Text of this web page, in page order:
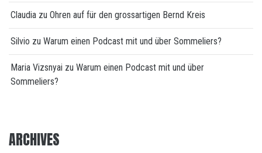
Claudia zu Ohren auf für den grossartigen Bernd Kreis
Silvio zu Warum einen Podcast mit und über Sommeliers?
Maria Vizsnyai zu Warum einen Podcast mit und über
Sommeliers?
ARCHIVES